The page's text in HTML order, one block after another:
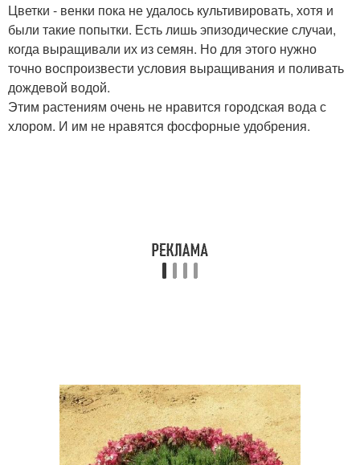
Цветки - венки пока не удалось культивировать, хотя и
были такие попытки. Есть лишь эпизодические случаи,
когда выращивали их из семян. Но для этого нужно
точно воспроизвести условия выращивания и поливать
дождевой водой.
Этим растениям очень не нравится городская вода с
хлором. И им не нравятся фосфорные удобрения.